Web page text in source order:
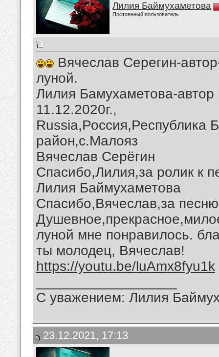
Лилия Баймухаметова
Постоянный пользователь
Вячеслав Серегин-
луной.
Лилия Бамухаметова-
11.12.2020г.,
Russia,Россия,Республика
район,с.Малояз
Вячеслав Серёгин
Спасибо,Лилия,за ролик к
Лилия Баймухаметова
Спасибо,Вячеслав,за
луной мне понравилось.
ты молодец, Вячеслав!
https://youtu.be/luAmx8fyu1k
С уважением: Лилия
23.12.2021, 17:13